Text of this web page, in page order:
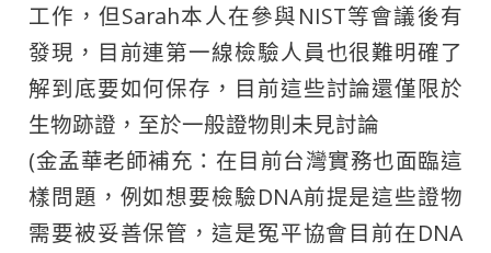
工作，但Sarah本人在參與NIST等會議後有
發現，目前連第一線檢驗人員也很難明確了
解到底要如何保存，目前這些討論還僅限於
生物跡證，至於一般證物則未見討論
(金孟華老師補充：在目前台灣實務也面臨這
樣問題，例如想要檢驗DNA前提是這些證物
需要被妥善保管，這是冤平協會目前在DNA